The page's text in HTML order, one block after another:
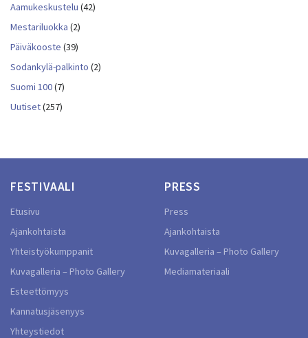
Aamukeskustelu (42)
Mestariluokka (2)
Päiväkooste (39)
Sodankylä-palkinto (2)
Suomi 100(7)
Uutiset(257)
FESTIVAALI
Etusivu
Ajankohtaista
Yhteistyökumppanit
Kuvagalleria – Photo Gallery
Esteettömyys
Kannatusjäsenyys
Yhteystiedot
PRESS
Press
Ajankohtaista
Kuvagalleria – Photo Gallery
Mediamateriaali